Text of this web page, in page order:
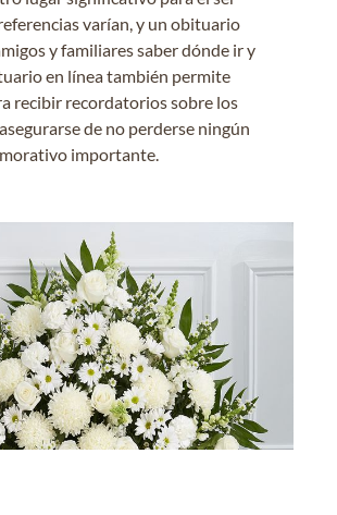
varían, y un obituario
y familiares saber dónde ir y
en línea también permite
recibir recordatorios sobre los
de no perderse ningún
importante.